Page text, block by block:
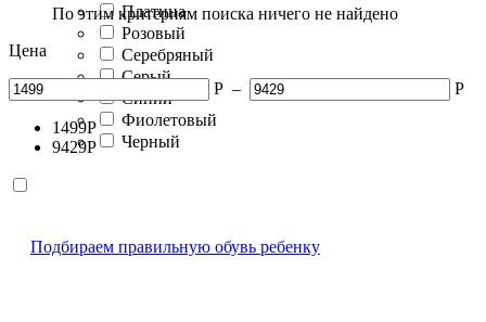
Платина
Розовый
Серебряный
Серый
Синий
Фиолетовый
Черный
По этим критериям поиска ничего не найдено
Цена
Р – Р
1499Р
9429Р
Подбираем правильную обувь ребенку